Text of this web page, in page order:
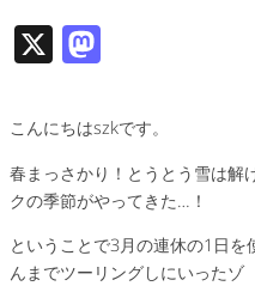
X
to
d
o
n
こんにちはszkです。
春まっさかり！とうとう雪は解
クの季節がやってきた…！
ということで3月の連休の1日
んまでツーリングしにいったゾ